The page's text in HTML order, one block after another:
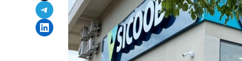
Share on Telegram
Share on LinkedIn